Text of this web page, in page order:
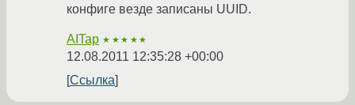
конфиге везде записаны UUID.
AITap ★★★★★
12.08.2011 12:35:28 +00:00
Ссылка